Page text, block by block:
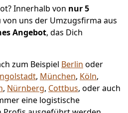
Innerhalb von nur 5
uns der Umzugsfirma aus
Angebot, das Dich
zum Beispiel Berlin oder
, München, Köln,
, Nürnberg, Cottbus, oder auch
eine logistische